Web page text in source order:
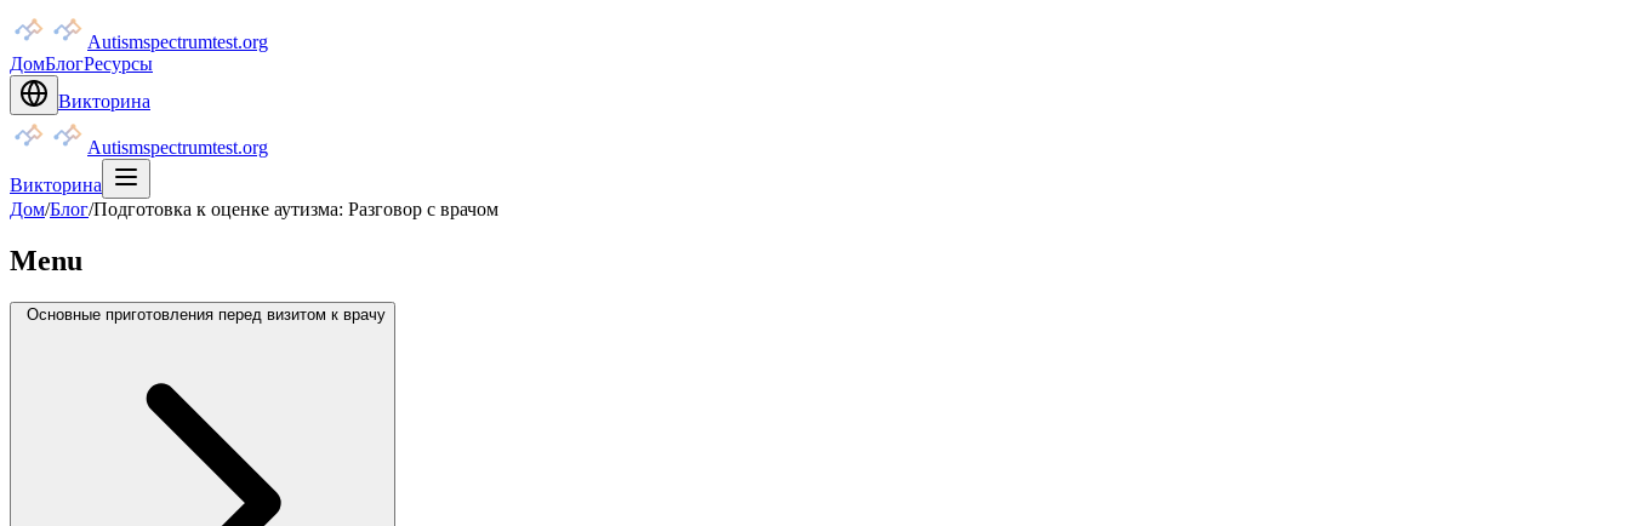
Autismspectrumtest.org
ДомБлогРесурсы
Викторина
Autismspectrumtest.org
Викторина
Дом/Блог/Подготовка к оценке аутизма: Разговор с врачом
Menu
Основные приготовления перед визитом к врачу